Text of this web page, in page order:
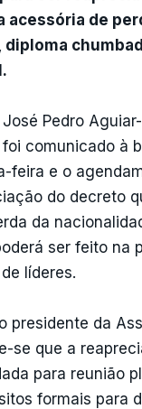
acessória de
diploma
Pedro
comunicado à
feira e o
do decreto
da
ser feito na
líderes.
presidente da
se que a
para reunião
formais para